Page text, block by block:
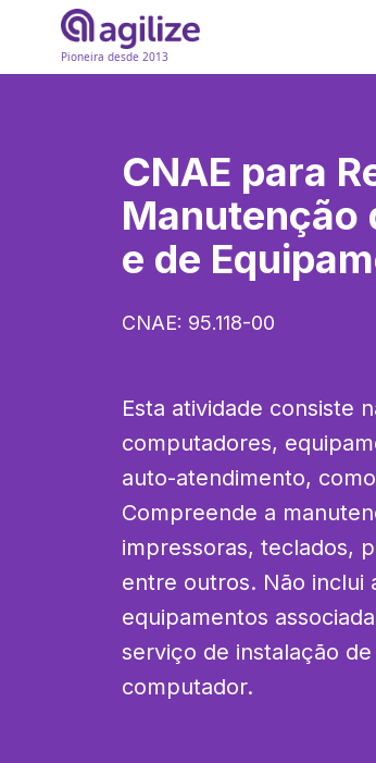
Pioneira desde 2013
CNAE para
Manutenção
e de
CNAE: 95.118-00
Esta atividade consiste
computadores,
auto-atendimento,
Compreende a
impressoras, teclados,
entre outros. Não inclui
equipamentos
serviço de instalação
computador.